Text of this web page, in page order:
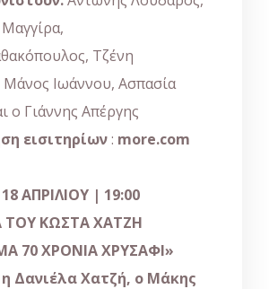
Τζένη
Μάνος Ιωάννου, Ασπασία
ο Γιάννης Απέργης
εισιτηρίων: more.com
ΑΠΡΙΛΙΟΥ | 19:00
ΤΟΥ ΚΩΣΤΑ ΧΑΤΖΗ
70 ΧΡΟΝΙΑ ΧΡΥΣΑΦΙ»
Δανιέλα Χατζή, ο Μάκης